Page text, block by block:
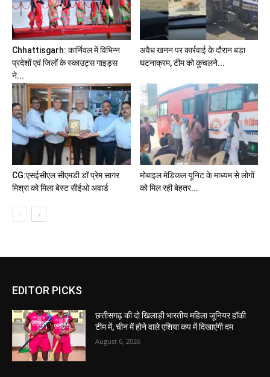
Chhattisgarh: कार्निवल में विभिन्न
प्रदेशों एवं जिलों के स्काउट्स गाइड्स
ने...
अवैध खनन पर कार्रवाई के दौरान बड़ा
घटनाक्रम, टीम को कुचलने...
CG:एसईसीएल सीएमडी डॉ प्रेम सागर
मिश्रा को मिला बेस्ट सीईओ अवार्ड
मोबाइल मेडिकल यूनिट के माध्यम से लोगों
को मिल रही बेहतर...
EDITOR PICKS
छत्तीसगढ़ की दो खिलाड़ी भारतीय महिला जूनियर हॉकी
टीम में, चीन में होने वाले एशिया कप में दिखाएंगी दम
August 6, 2026